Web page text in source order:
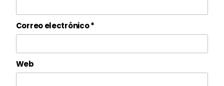
Correo electrónico*
Web